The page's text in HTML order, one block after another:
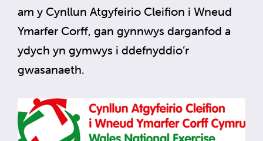
am y Cynllun Atgyfeirio Cleifion i Wneud
Ymarfer Corff, gan gynnwys darganfod a
ydych yn gymwys i ddefnyddio’r
gwasanaeth.